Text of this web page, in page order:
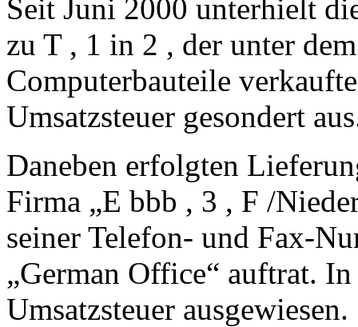
Seit Juni 2000 unterhielt
zu T , 1 in 2 , der unter
Computerbauteile
Umsatzsteuer gesondert
Daneben erfolgten
Firma „E bbb , 3 , F /
seiner Telefon- und Fax-
„German Office“ auftrat.
Umsatzsteuer ausgewiesen.